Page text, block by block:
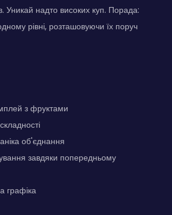
Уникай надто високих куп. Порада:
рівні, розташовуючи їх поруч
з фруктами
об'єднання
завдяки попередньому
графіка